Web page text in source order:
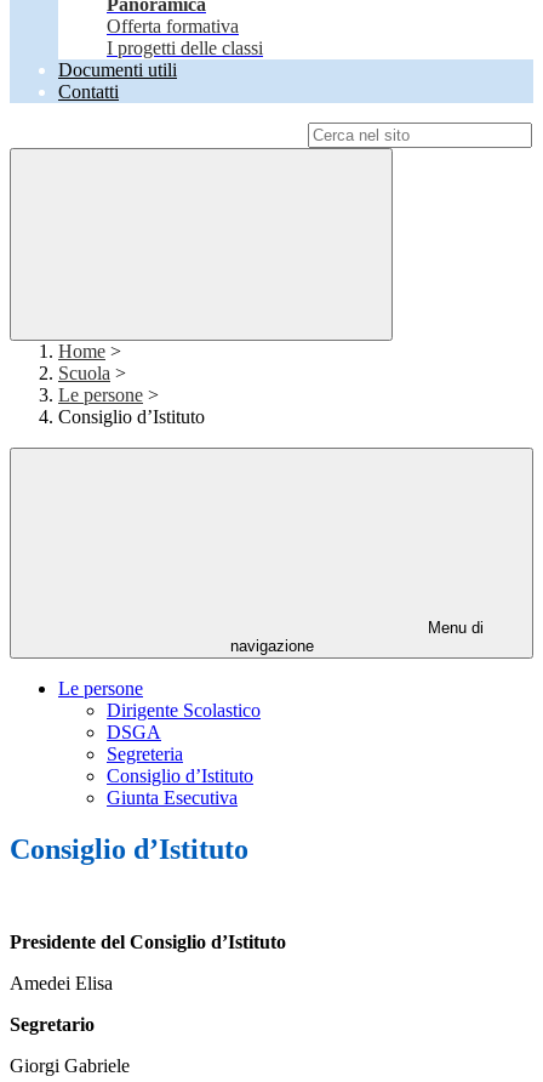
Panoramica
Offerta formativa
I progetti delle classi
Documenti utili
Contatti
Home >
Scuola >
Le persone >
Consiglio d’Istituto
Menu di
navigazione
Le persone
Dirigente Scolastico
DSGA
Segreteria
Consiglio d’Istituto
Giunta Esecutiva
Consiglio d’Istituto
Presidente del Consiglio d’Istituto
Amedei Elisa
Segretario
Giorgi Gabriele